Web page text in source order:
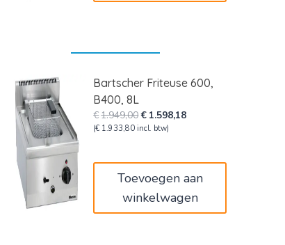
Bartscher Friteuse 600,
B400, 8L
€1.949,00Oorspronkelijke
prijs
€ 1.598,18Huidige
(€ 1.933,80 incl. btw)
Toevoegen aan
winkelwagen